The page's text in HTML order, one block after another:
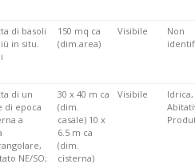
di basoli
in situ.
150 mq ca
(dim.area)
Visibile
Non
di un
di epoca
a
NE/SO;
30 x 40 m ca
(dim.
casale) 10 x
6.5 m ca
(dim.
cisterna)
Visibile
Idrica,